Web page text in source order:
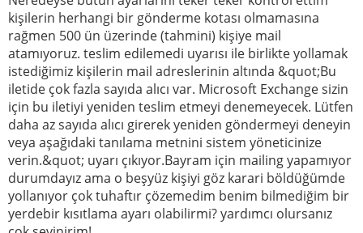
kişilerin herhangi bir gönderme kotası olmamasına
rağmen 500 ün üzerinde (tahmini) kişiye mail
atamıyoruz. teslim edilemedi uyarısı ile birlikte yollamak
istediğimiz kişilerin mail adreslerinin altında &quot;Bu
iletide çok fazla sayıda alıcı var. Microsoft Exchange sizin
için bu iletiyi yeniden teslim etmeyi denemeyecek. Lütfen
daha az sayıda alıcı girerek yeniden göndermeyi deneyin
veya aşağıdaki tanılama metnini sistem yöneticinize
verin.&quot; uyarı çıkıyor.Bayram için mailing yapamıyor
durumdayız ama o beşyüz kişiyi göz karari böldüğümde
yollanıyor çok tuhaftır çözemedim benim bilmediğim bir
yerdebir kısıtlama ayarı olabilirmi? yardımcı olursanız